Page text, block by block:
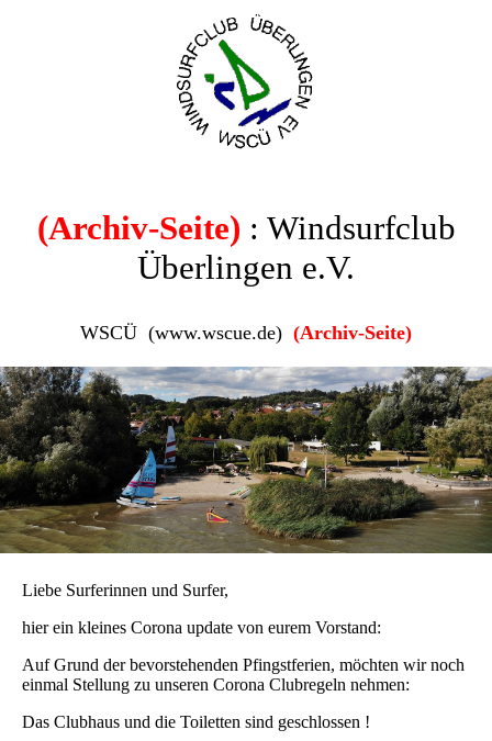
(Archiv-Seite) : Windsurfclub
Überlingen e.V.
WSCÜ (www.wscue.de) (Archiv-Seite)
Liebe Surferinnen und Surfer,
hier ein kleines Corona update von eurem Vorstand:
Auf Grund der bevorstehenden Pfingstferien, möchten wir noch
einmal Stellung zu unseren Corona Clubregeln nehmen:
Das Clubhaus und die Toiletten sind geschlossen !